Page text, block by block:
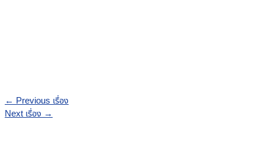
←Previous เรื่อง
Next เรื่อง→